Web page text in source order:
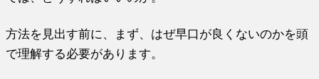
方法を見出す前に、まず、はぜ早口が良くないのかを頭
で理解する必要があります。